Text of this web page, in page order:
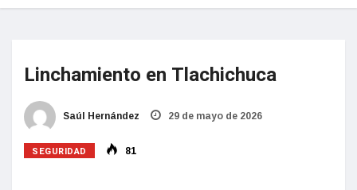
Linchamiento en Tlachichuca
Saúl Hernández 29 de mayo de 2026
SEGURIDAD 81